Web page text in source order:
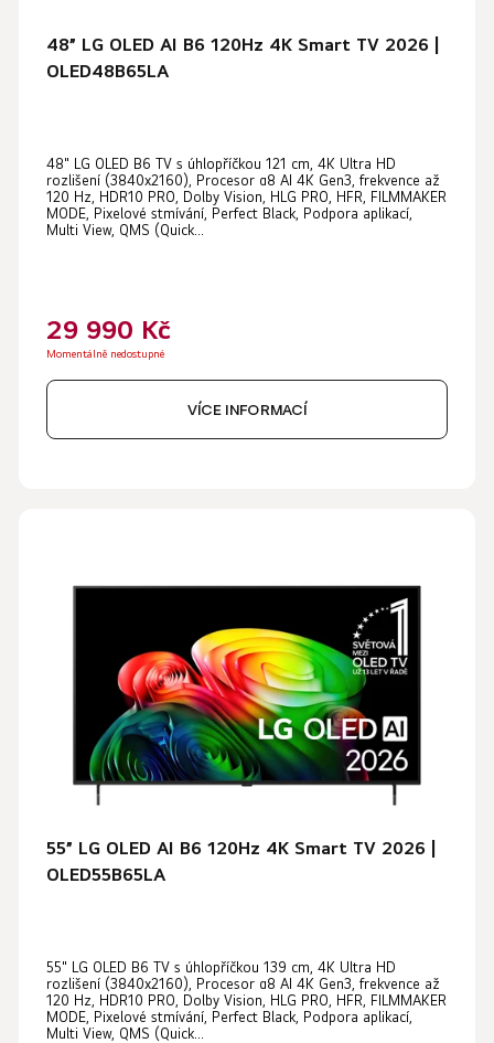
48” LG OLED AI B6 120Hz 4K Smart TV 2026 |
OLED48B65LA
48" LG OLED B6 TV s úhlopříčkou 121 cm, 4K Ultra HD
rozlišení (3840x2160), Procesor α8 AI 4K Gen3, frekvence až
120 Hz, HDR10 PRO, Dolby Vision, HLG PRO, HFR, FILMMAKER
MODE, Pixelové stmívání, Perfect Black, Podpora aplikací,
Multi View, QMS (Quick...
29 990 Kč
Momentálně nedostupné
VÍCE INFORMACÍ
55” LG OLED AI B6 120Hz 4K Smart TV 2026 |
OLED55B65LA
55" LG OLED B6 TV s úhlopříčkou 139 cm, 4K Ultra HD
rozlišení (3840x2160), Procesor α8 AI 4K Gen3, frekvence až
120 Hz, HDR10 PRO, Dolby Vision, HLG PRO, HFR, FILMMAKER
MODE, Pixelové stmívání, Perfect Black, Podpora aplikací,
Multi View, QMS (Quick...